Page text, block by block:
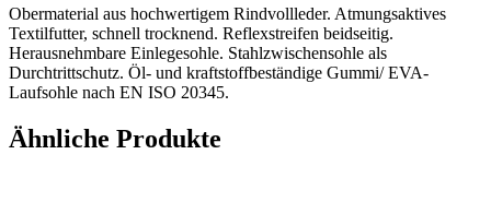
Obermaterial aus hochwertigem Rindvollleder. Atmungsaktives
Textilfutter, schnell trocknend. Reflexstreifen beidseitig.
Herausnehmbare Einlegesohle. Stahlzwischensohle als
Durchtrittschutz. Öl- und kraftstoffbeständige Gummi/ EVA-
Laufsohle nach EN ISO 20345.
Ähnliche Produkte